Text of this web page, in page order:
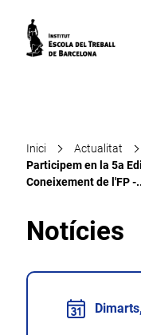
Inici Actualitat
Participem en la 5a
Coneixement de l'FP -
Notícies